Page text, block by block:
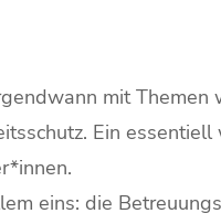
mit
Ein
eins: die